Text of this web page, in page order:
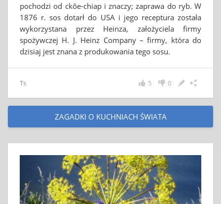
pochodzi od ckôe-chiap i znaczy; zaprawa do ryb. W
1876 r. sos dotarł do USA i jego receptura została
wykorzystana przez Heinza, założyciela firmy
spożywczej H. J. Heinz Company – firmy, która do
dzisiaj jest znana z produkowania tego sosu.
Ts 0
5
ZAGADKI O KUCHNIACH ŚWIATA